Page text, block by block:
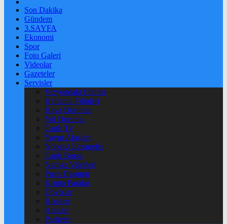
Son Dakika
Gündem
3.SAYFA
Ekonomi
Spor
Foto Galeri
Videolar
Gazeteler
Servisler
Vizyondaki Filmler
Haftanin Filmleri
Hava Durumu
Yol Durumu
Canlı Tv
Yayın Akışları
Nöbetçi Eczaneler
Canlı Borsa
Namaz Vakitleri
Puan Durumu
Kripto Paralar
Dövizler
Hisseler
Altınlar
Pariteler